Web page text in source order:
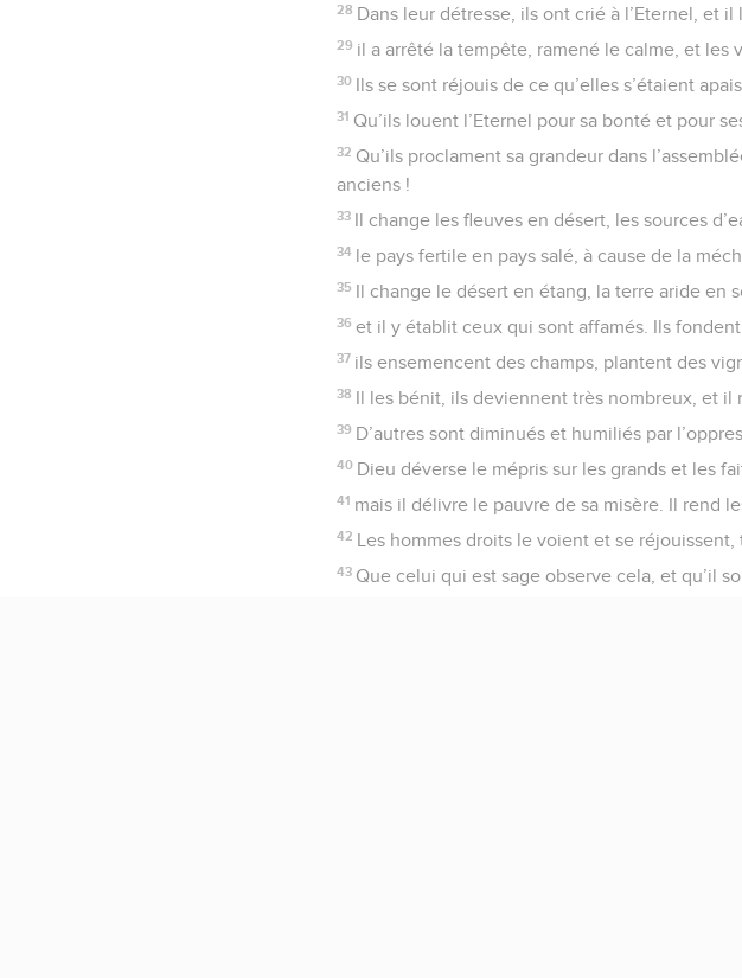
28 Dans leur détresse, ils ont crié à l’Eternel, et
29 il a arrêté la tempête, ramené le calme, et les
30 Ils se sont réjouis de ce qu’elles s’étaient
31 Qu’ils louent l’Eternel pour sa bonté et pour
32 Qu’ils proclament sa grandeur dans
anciens !
33 Il change les fleuves en désert, les sources
34 le pays fertile en pays salé, à cause de la
35 Il change le désert en étang, la terre aride en
36 et il y établit ceux qui sont affamés. Ils
37 ils ensemencent des champs, plantent des
38 Il les bénit, ils deviennent très nombreux, et il
39 D’autres sont diminués et humiliés par
40 Dieu déverse le mépris sur les grands et les
41 mais il délivre le pauvre de sa misère. Il rend
42 Les hommes droits le voient et se
43 Que celui qui est sage observe cela, et qu’il